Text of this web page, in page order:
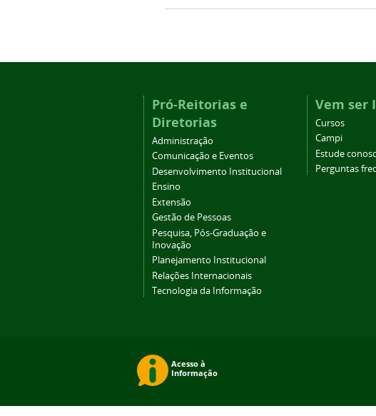
Pró-Reitorias e
Diretorias
Administração
Comunicação e Eventos
Desenvolvimento Institucional
Ensino
Extensão
Gestão de Pessoas
Pesquisa, Pós-Graduação e
Inovação
Planejamento Institucional
Relações Internacionais
Tecnologia da Informação
Vem ser
Cursos
Campi
Estude
Perguntas